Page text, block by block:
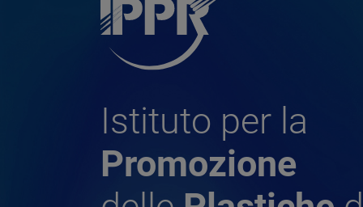
Istituto per la
Promozione